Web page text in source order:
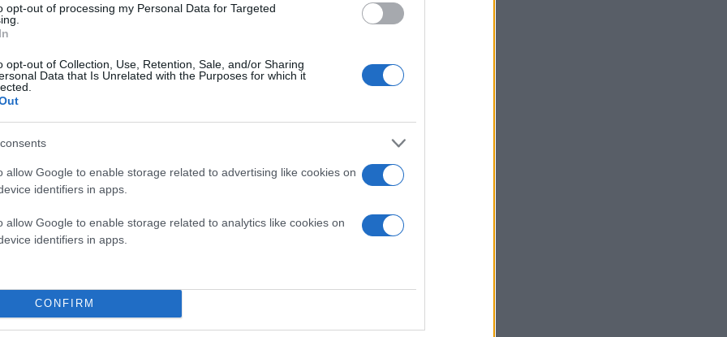
opt-out of processing my Personal Data for Targeted
opt-out of Collection, Use, Retention, Sale, and/or Sharing
Data that Is Unrelated with the Purposes for which it
allow Google to enable storage related to advertising like cookies on
identifiers in apps.
allow Google to enable storage related to analytics like cookies on
identifiers in apps.
CONFIRM